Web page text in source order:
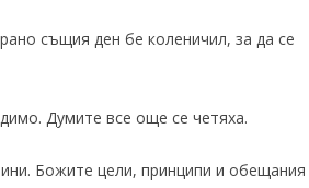
същия ден бе коленичил, за да се
Думите все още се четяха.
Божите цели, принципи и обещания